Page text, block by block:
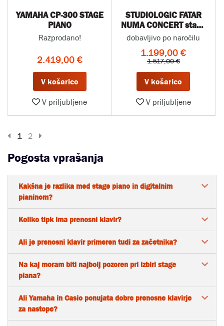
YAMAHA CP-300 STAGE
PIANO
Razprodano!
2.419,00 €
V košarico
V priljubljene
STUDIOLOGIC FATAR
NUMA CONCERT stage
piano
dobavljivo po naročilu
1.199,00 €
1.517,00 €
V košarico
V priljubljene
Prejšnja stran
1 2
Pogosta vprašanja
Kakšna je razlika med stage piano in digitalnim
pianinom?
Koliko tipk ima prenosni klavir?
Ali je prenosni klavir primeren tudi za začetnika?
Na kaj moram biti najbolj pozoren pri izbiri stage
piana?
Ali Yamaha in Casio ponujata dobre prenosne klavirje
za nastope?